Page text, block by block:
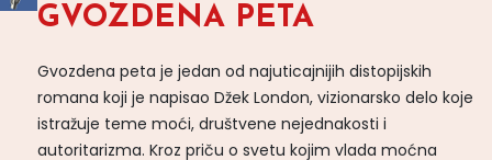
GVOZDENA PETA
Gvozdena peta je jedan od najuticajnijih distopijskih
romana koji je napisao Džek London, vizionarsko delo koje
istražuje teme moći, društvene nejednakosti i
autoritarizma. Kroz priču o svetu kojim vlada moćna